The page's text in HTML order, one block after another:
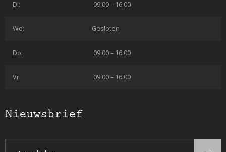
Di: 09.00 – 16.00
Wo: Gesloten
Do: 09.00 – 16.00
Vr: 09.00 – 16.00
Nieuwsbrief